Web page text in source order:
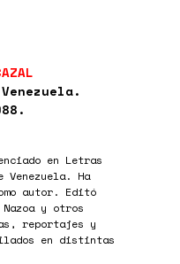
en Letras
Ha
autor. Editó
y otros
reportajes y
en distintas